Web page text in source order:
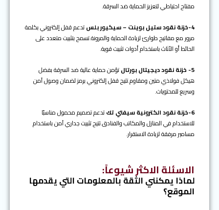
مفتاح احتياطي لتعزيز الحماية ضد السرقة.
4-خزنة نقود ستيل بوينت – سيكيور بلس
تدعم قفل إلكتروني بكلمة
مرور مع مفاتيح طوارئ لزيادة الحماية والمرونة.تسمح بتثبيت متعدد على
الحائط أو الأثاث باستخدام أدوات تثبيت قوية.
5- خزنة نقود ديجيتال بورتال
تؤمن حماية عالية ضد السرقة بفضل
هيكل فولاذي متين ومقاوم.تتيح قفل إلكتروني برمز لضمان وصول آمن
وسريع للمحتويات.
6-خزنة نقود الكترونية سيفتي تك
تدعم تصميم محمول مناسبًا
للاستخدام في المنازل والمكاتب والفنادق.تتيح تثبيت جداري آمن باستخدام
مسامير مرفقة لزيادة الاستقرار.
الاسئلة الاكثر شيوعاً:
لماذا يمكنني الثقة بالمعلومات التي يقدمها
الموقع؟